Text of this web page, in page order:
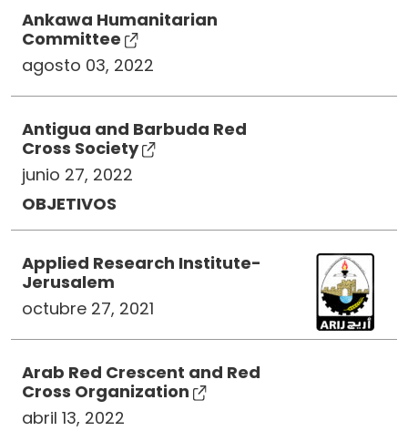
Ankawa Humanitarian
Committee
agosto 03, 2022
Antigua and Barbuda Red
Cross Society
junio 27, 2022
OBJETIVOS
Applied Research Institute-
Jerusalem
octubre 27, 2021
Arab Red Crescent and Red
Cross Organization
abril 13, 2022